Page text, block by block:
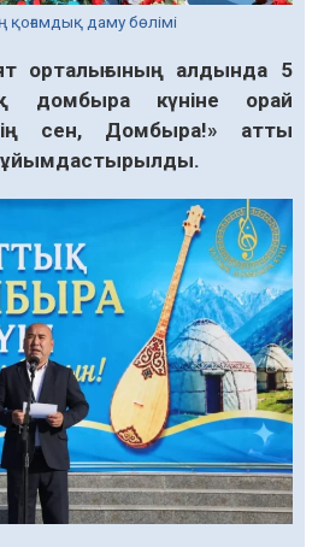
даму бөлімі
орталығының алдында 5
домбыра күніне орай
сен, Домбыра!» атты
ұйымдастырылды.